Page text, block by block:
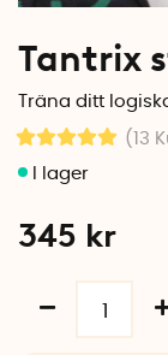
Tantrix
Träna ditt
(13
345 kr